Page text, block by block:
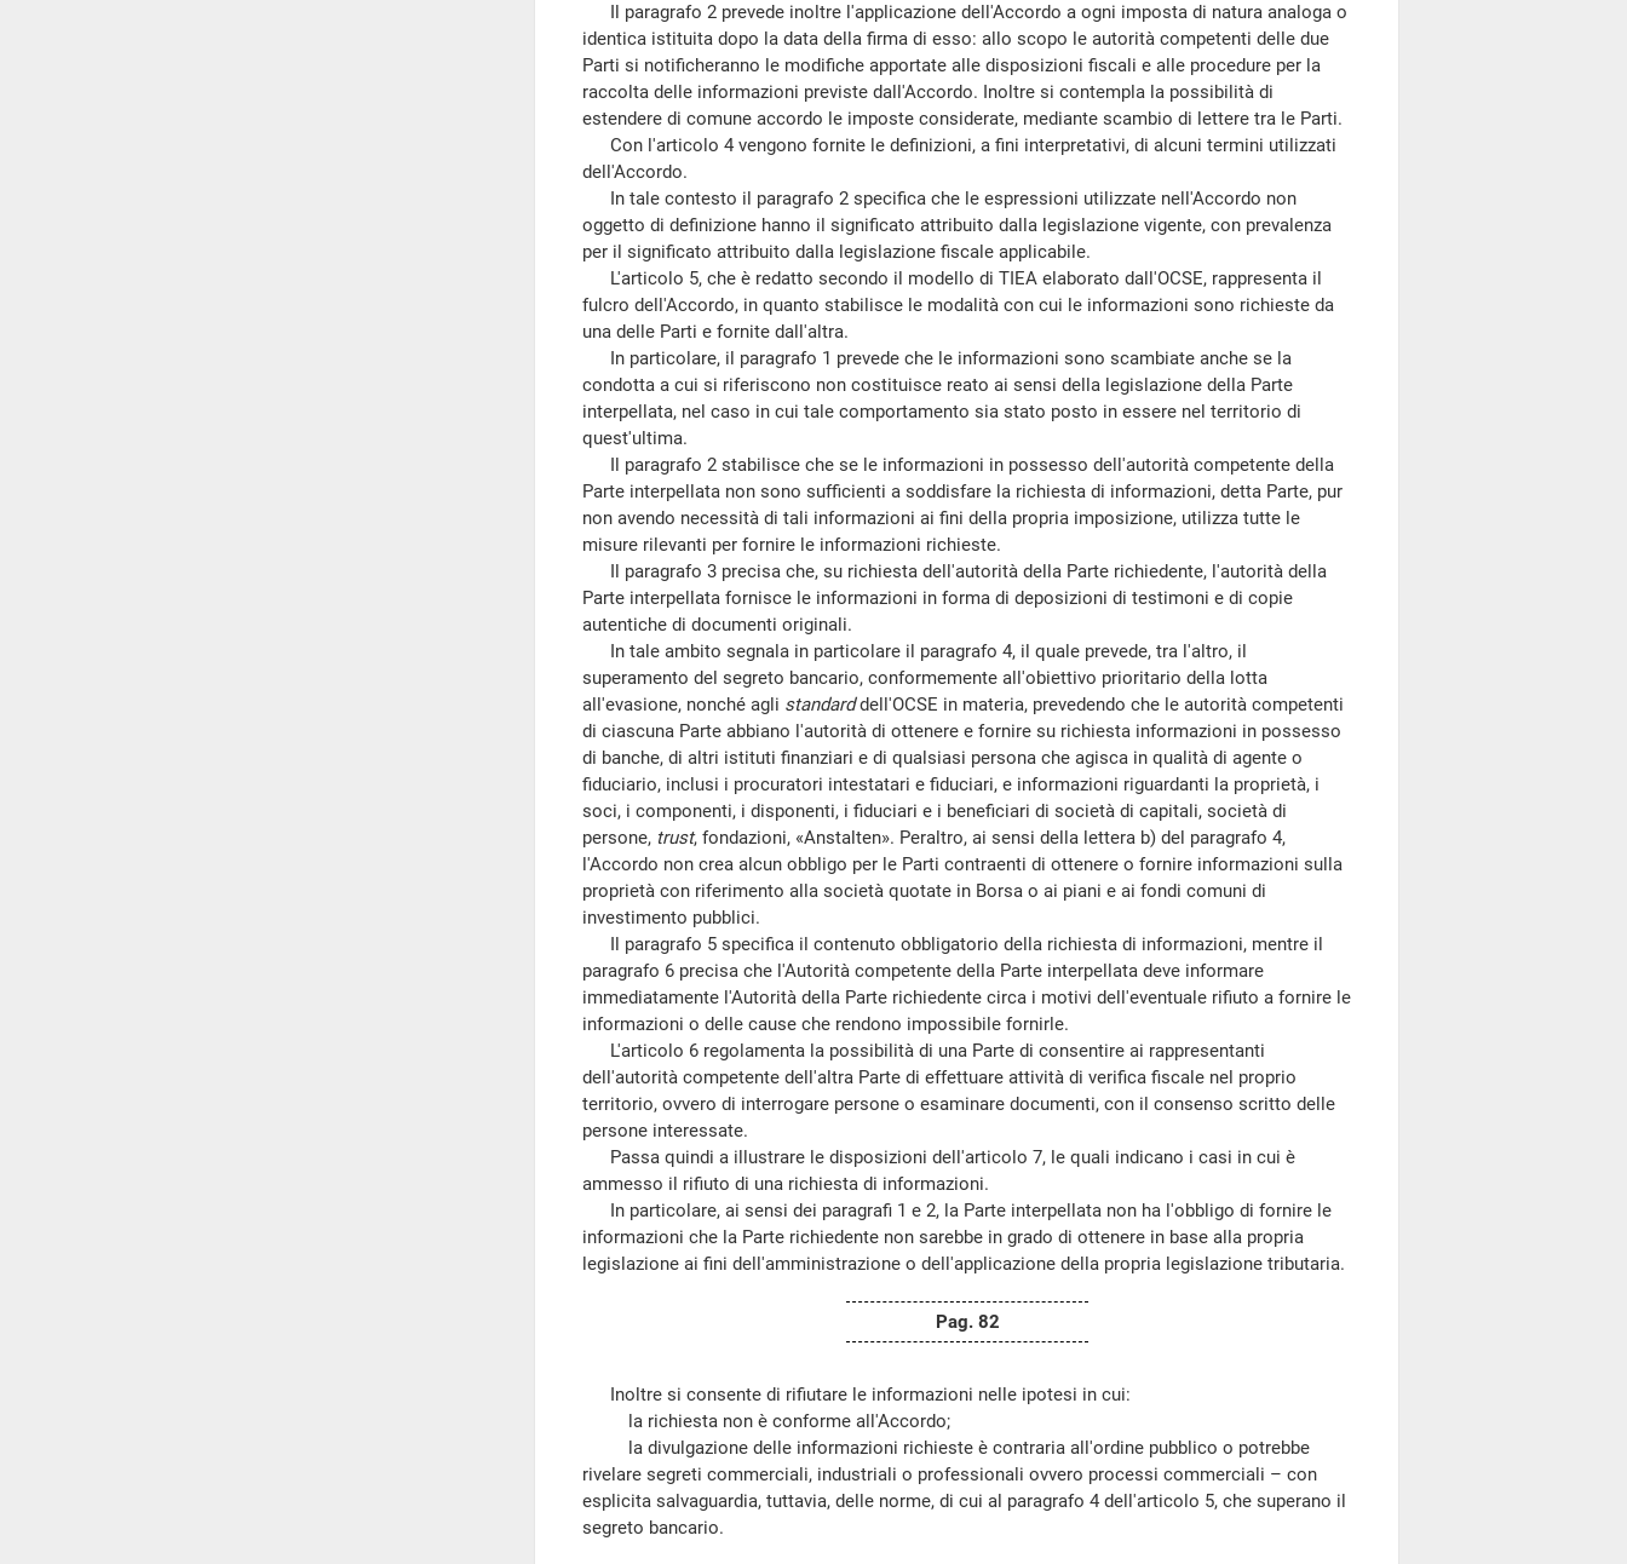
Il paragrafo 2 prevede inoltre l'applicazione dell'Accordo a ogni imposta di natura analoga o
identica istituita dopo la data della firma di esso: allo scopo le autorità competenti delle due
Parti si notificheranno le modifiche apportate alle disposizioni fiscali e alle procedure per la
raccolta delle informazioni previste dall'Accordo. Inoltre si contempla la possibilità di
estendere di comune accordo le imposte considerate, mediante scambio di lettere tra le Parti.
Con l'articolo 4 vengono fornite le definizioni, a fini interpretativi, di alcuni termini utilizzati
dell'Accordo.
In tale contesto il paragrafo 2 specifica che le espressioni utilizzate nell'Accordo non
oggetto di definizione hanno il significato attribuito dalla legislazione vigente, con prevalenza
per il significato attribuito dalla legislazione fiscale applicabile.
L'articolo 5, che è redatto secondo il modello di TIEA elaborato dall'OCSE, rappresenta il
fulcro dell'Accordo, in quanto stabilisce le modalità con cui le informazioni sono richieste da
una delle Parti e fornite dall'altra.
In particolare, il paragrafo 1 prevede che le informazioni sono scambiate anche se la
condotta a cui si riferiscono non costituisce reato ai sensi della legislazione della Parte
interpellata, nel caso in cui tale comportamento sia stato posto in essere nel territorio di
quest'ultima.
Il paragrafo 2 stabilisce che se le informazioni in possesso dell'autorità competente della
Parte interpellata non sono sufficienti a soddisfare la richiesta di informazioni, detta Parte, pur
non avendo necessità di tali informazioni ai fini della propria imposizione, utilizza tutte le
misure rilevanti per fornire le informazioni richieste.
Il paragrafo 3 precisa che, su richiesta dell'autorità della Parte richiedente, l'autorità della
Parte interpellata fornisce le informazioni in forma di deposizioni di testimoni e di copie
autentiche di documenti originali.
In tale ambito segnala in particolare il paragrafo 4, il quale prevede, tra l'altro, il
superamento del segreto bancario, conformemente all'obiettivo prioritario della lotta
all'evasione, nonché agli standarddell'OCSE in materia, prevedendo che le autorità competenti
di ciascuna Parte abbiano l'autorità di ottenere e fornire su richiesta informazioni in possesso
di banche, di altri istituti finanziari e di qualsiasi persona che agisca in qualità di agente o
fiduciario, inclusi i procuratori intestatari e fiduciari, e informazioni riguardanti la proprietà, i
soci, i componenti, i disponenti, i fiduciari e i beneficiari di società di capitali, società di
persone, trust, fondazioni, «Anstalten». Peraltro, ai sensi della lettera b) del paragrafo 4,
l'Accordo non crea alcun obbligo per le Parti contraenti di ottenere o fornire informazioni sulla
proprietà con riferimento alla società quotate in Borsa o ai piani e ai fondi comuni di
investimento pubblici.
Il paragrafo 5 specifica il contenuto obbligatorio della richiesta di informazioni, mentre il
paragrafo 6 precisa che l'Autorità competente della Parte interpellata deve informare
immediatamente l'Autorità della Parte richiedente circa i motivi dell'eventuale rifiuto a fornire le
informazioni o delle cause che rendono impossibile fornirle.
L'articolo 6 regolamenta la possibilità di una Parte di consentire ai rappresentanti
dell'autorità competente dell'altra Parte di effettuare attività di verifica fiscale nel proprio
territorio, ovvero di interrogare persone o esaminare documenti, con il consenso scritto delle
persone interessate.
Passa quindi a illustrare le disposizioni dell'articolo 7, le quali indicano i casi in cui è
ammesso il rifiuto di una richiesta di informazioni.
In particolare, ai sensi dei paragrafi 1 e 2, la Parte interpellata non ha l'obbligo di fornire le
informazioni che la Parte richiedente non sarebbe in grado di ottenere in base alla propria
legislazione ai fini dell'amministrazione o dell'applicazione della propria legislazione tributaria.
Pag. 82
Inoltre si consente di rifiutare le informazioni nelle ipotesi in cui:
la richiesta non è conforme all'Accordo;
la divulgazione delle informazioni richieste è contraria all'ordine pubblico o potrebbe
rivelare segreti commerciali, industriali o professionali ovvero processi commerciali – con
esplicita salvaguardia, tuttavia, delle norme, di cui al paragrafo 4 dell'articolo 5, che superano il
segreto bancario.